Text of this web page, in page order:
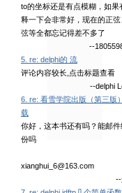
to的坐标还是有点模糊，如果
释一下会非常好，现在的正弦
弦等全都忘记得差不多了
--
5. re: delphi的 流
评论内容较长,点击标题查看
--delphi
6. re: 看雪学院出版（第三版
载
你好，这本书还有吗？能邮件
份吗
xianghui_6@163.com